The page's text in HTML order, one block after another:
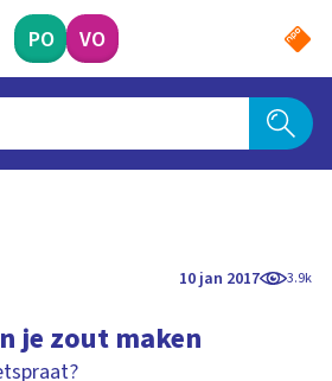
PO VO
10 jan 2017 3.9k
je zout maken